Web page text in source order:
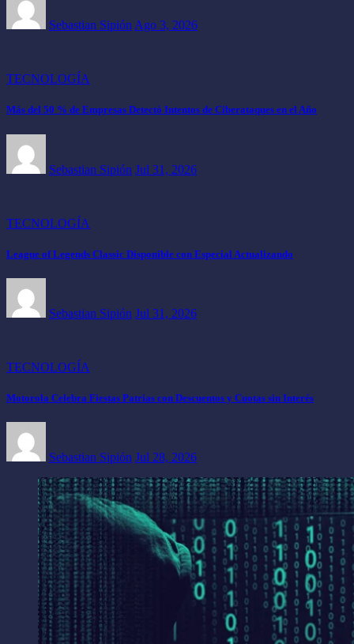
Sebastian Sipión Ago 3, 2026
TECNOLOGÍA
Más del 50 % de Empresas Detectó Intentos de Ciberataques en el Año
Sebastian Sipión Jul 31, 2026
TECNOLOGÍA
League of Legends Classic Disponible con Especial Actualizando
Sebastian Sipión Jul 31, 2026
TECNOLOGÍA
Motorola Celebra Fiestas Patrias con Descuentos y Cuotas sin Interés
Sebastian Sipión Jul 28, 2026